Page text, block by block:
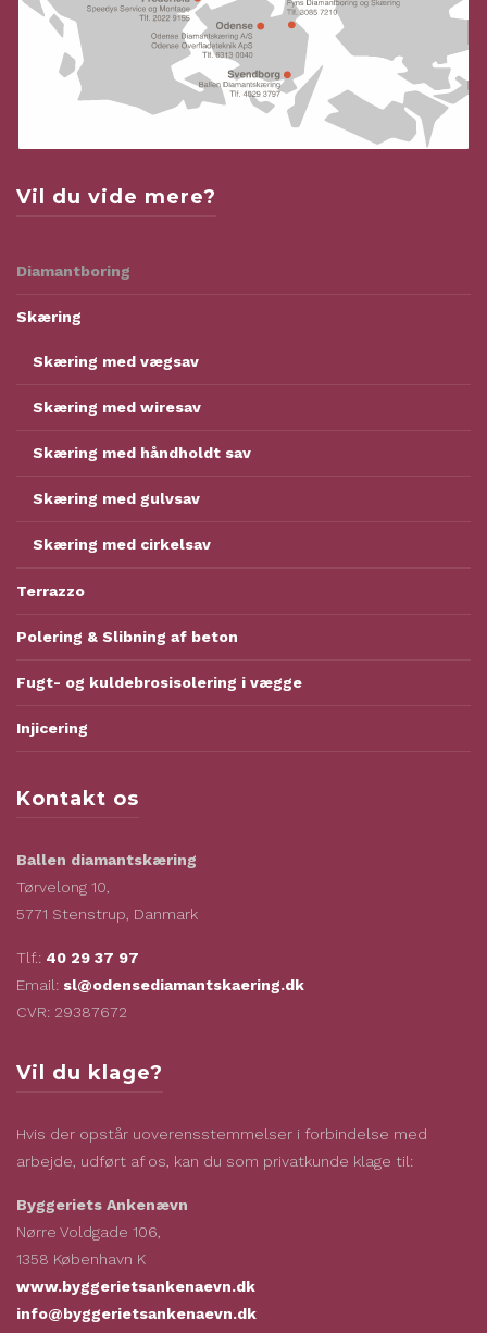
Vil du vide mere?
Diamantboring
Skæring
Skæring med vægsav
Skæring med wiresav
Skæring med håndholdt sav
Skæring med gulvsav
Skæring med cirkelsav
Terrazzo
Polering & Slibning af beton
Fugt- og kuldebrosisolering i vægge
Injicering
Kontakt os
Ballen diamantskæring
Tørvelong 10,
5771 Stenstrup, Danmark
Tlf.: 40 29 37 97
Email: sl@odensediamantskaering.dk
CVR: 29387672
Vil du klage?
Hvis der opstår uoverensstemmelser i forbindelse med
arbejde, udført af os, kan du som privatkunde klage til:
Byggeriets Ankenævn
Nørre Voldgade 106,
1358 København K
www.byggerietsankenaevn.dk
info@byggerietsankenaevn.dk